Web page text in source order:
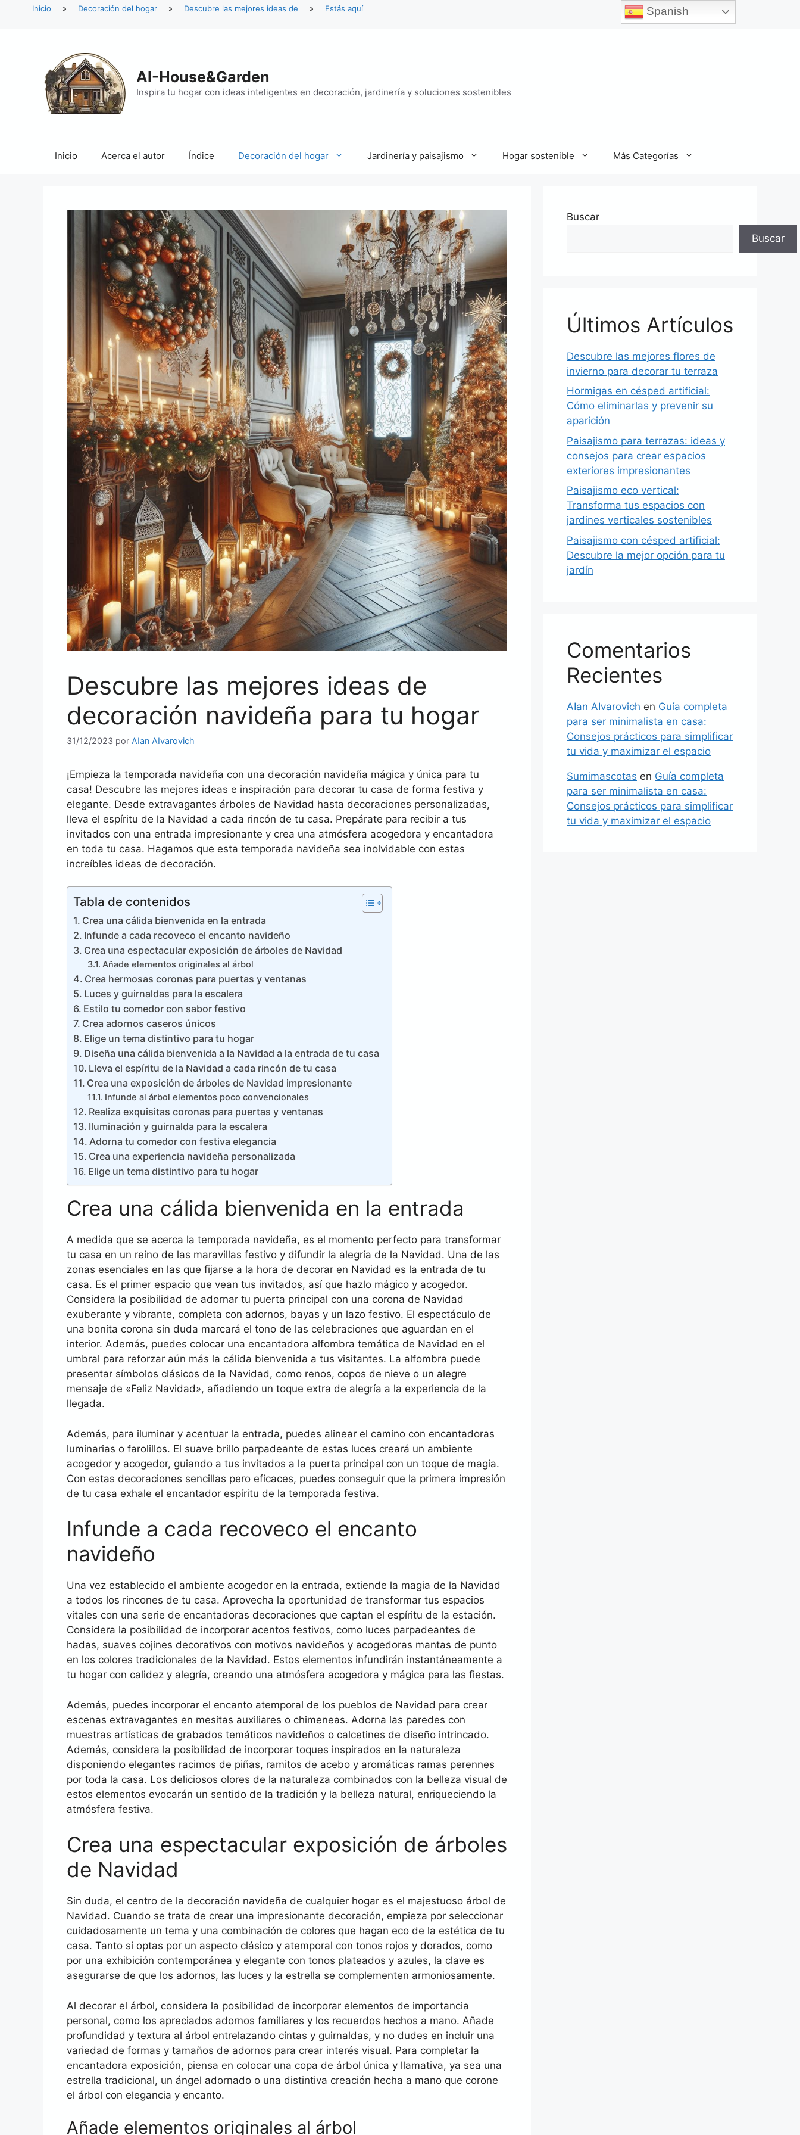
Inicio » Decoración del hogar » Descubre las mejores ideas de » Estás aquí
AI-House&Garden
Inspira tu hogar con ideas inteligentes en decoración, jardinería y soluciones sostenibles
Inicio Acerca el autor Índice Decoración del hogar Jardinería y paisajismo Hogar sostenible Más Categorías
Descubre las mejores ideas de
decoración navideña para tu hogar
31/12/2023 por AIan AIvarovich
¡Empieza la temporada navideña con una decoración navideña mágica y única para tu
casa! Descubre las mejores ideas e inspiración para decorar tu casa de forma festiva y
elegante. Desde extravagantes árboles de Navidad hasta decoraciones personalizadas,
lleva el espíritu de la Navidad a cada rincón de tu casa. Prepárate para recibir a tus
invitados con una entrada impresionante y crea una atmósfera acogedora y encantadora
en toda tu casa. Hagamos que esta temporada navideña sea inolvidable con estas
increíbles ideas de decoración.
Tabla de contenidos
Crea una cálida bienvenida en la entrada
Infunde a cada recoveco el encanto navideño
Crea una espectacular exposición de árboles de Navidad
Añade elementos originales al árbol
Crea hermosas coronas para puertas y ventanas
Luces y guirnaldas para la escalera
Estilo tu comedor con sabor festivo
Crea adornos caseros únicos
Elige un tema distintivo para tu hogar
Diseña una cálida bienvenida a la Navidad a la entrada de tu casa
Lleva el espíritu de la Navidad a cada rincón de tu casa
Crea una exposición de árboles de Navidad impresionante
Infunde al árbol elementos poco convencionales
Realiza exquisitas coronas para puertas y ventanas
Iluminación y guirnalda para la escalera
Adorna tu comedor con festiva elegancia
Crea una experiencia navideña personalizada
Elige un tema distintivo para tu hogar
Crea una cálida bienvenida en la entrada
A medida que se acerca la temporada navideña, es el momento perfecto para transformar
tu casa en un reino de las maravillas festivo y difundir la alegría de la Navidad. Una de las
zonas esenciales en las que fijarse a la hora de decorar en Navidad es la entrada de tu
casa. Es el primer espacio que vean tus invitados, así que hazlo mágico y acogedor.
Considera la posibilidad de adornar tu puerta principal con una corona de Navidad
exuberante y vibrante, completa con adornos, bayas y un lazo festivo. El espectáculo de
una bonita corona sin duda marcará el tono de las celebraciones que aguardan en el
interior. Además, puedes colocar una encantadora alfombra temática de Navidad en el
umbral para reforzar aún más la cálida bienvenida a tus visitantes. La alfombra puede
presentar símbolos clásicos de la Navidad, como renos, copos de nieve o un alegre
mensaje de «Feliz Navidad», añadiendo un toque extra de alegría a la experiencia de la
llegada.
Además, para iluminar y acentuar la entrada, puedes alinear el camino con encantadoras
luminarias o farolillos. El suave brillo parpadeante de estas luces creará un ambiente
acogedor y acogedor, guiando a tus invitados a la puerta principal con un toque de magia.
Con estas decoraciones sencillas pero eficaces, puedes conseguir que la primera impresión
de tu casa exhale el encantador espíritu de la temporada festiva.
Infunde a cada recoveco el encanto
navideño
Una vez establecido el ambiente acogedor en la entrada, extiende la magia de la Navidad
a todos los rincones de tu casa. Aprovecha la oportunidad de transformar tus espacios
vitales con una serie de encantadoras decoraciones que captan el espíritu de la estación.
Considera la posibilidad de incorporar acentos festivos, como luces parpadeantes de
hadas, suaves cojines decorativos con motivos navideños y acogedoras mantas de punto
en los colores tradicionales de la Navidad. Estos elementos infundirán instantáneamente a
tu hogar con calidez y alegría, creando una atmósfera acogedora y mágica para las fiestas.
Además, puedes incorporar el encanto atemporal de los pueblos de Navidad para crear
escenas extravagantes en mesitas auxiliares o chimeneas. Adorna las paredes con
muestras artísticas de grabados temáticos navideños o calcetines de diseño intrincado.
Además, considera la posibilidad de incorporar toques inspirados en la naturaleza
disponiendo elegantes racimos de piñas, ramitos de acebo y aromáticas ramas perennes
por toda la casa. Los deliciosos olores de la naturaleza combinados con la belleza visual de
estos elementos evocarán un sentido de la tradición y la belleza natural, enriqueciendo la
atmósfera festiva.
Crea una espectacular exposición de árboles
de Navidad
Sin duda, el centro de la decoración navideña de cualquier hogar es el majestuoso árbol de
Navidad. Cuando se trata de crear una impresionante decoración, empieza por seleccionar
cuidadosamente un tema y una combinación de colores que hagan eco de la estética de tu
casa. Tanto si optas por un aspecto clásico y atemporal con tonos rojos y dorados, como
por una exhibición contemporánea y elegante con tonos plateados y azules, la clave es
asegurarse de que los adornos, las luces y la estrella se complementen armoniosamente.
Al decorar el árbol, considera la posibilidad de incorporar elementos de importancia
personal, como los apreciados adornos familiares y los recuerdos hechos a mano. Añade
profundidad y textura al árbol entrelazando cintas y guirnaldas, y no dudes en incluir una
variedad de formas y tamaños de adornos para crear interés visual. Para completar la
encantadora exposición, piensa en colocar una copa de árbol única y llamativa, ya sea una
estrella tradicional, un ángel adornado o una distintiva creación hecha a mano que corone
el árbol con elegancia y encanto.
Añade elementos originales al árbol
Buscar
Buscar
Últimos Artículos
Descubre las mejores flores de
invierno para decorar tu terraza
Hormigas en césped artificial:
Cómo eliminarlas y prevenir su
aparición
Paisajismo para terrazas: ideas y
consejos para crear espacios
exteriores impresionantes
Paisajismo eco vertical:
Transforma tus espacios con
jardines verticales sostenibles
Paisajismo con césped artificial:
Descubre la mejor opción para tu
jardín
Comentarios
Recientes
AIan AIvarovich en Guía completa
para ser minimalista en casa:
Consejos prácticos para simplificar
tu vida y maximizar el espacio
Sumimascotas en Guía completa
para ser minimalista en casa:
Consejos prácticos para simplificar
tu vida y maximizar el espacio
Spanish